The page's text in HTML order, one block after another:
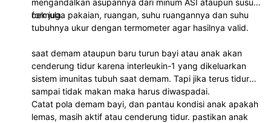
formula.
cek juga pakaian, ruangan, suhu ruangannya dan suhu
tubuhnya ukur dengan termometer agar hasilnya valid.
saat demam ataupun baru turun bayi atau anak akan
cenderung tidur karena interleukin-1 yang dikeluarkan
sistem imunitas tubuh saat demam. Tapi jika terus tidur
sampai tidak makan maka harus diwaspadai.
Catat pola demam bayi, dan pantau kondisi anak apakah
lemas, masih aktif atau cenderung tidur. pastikan anak